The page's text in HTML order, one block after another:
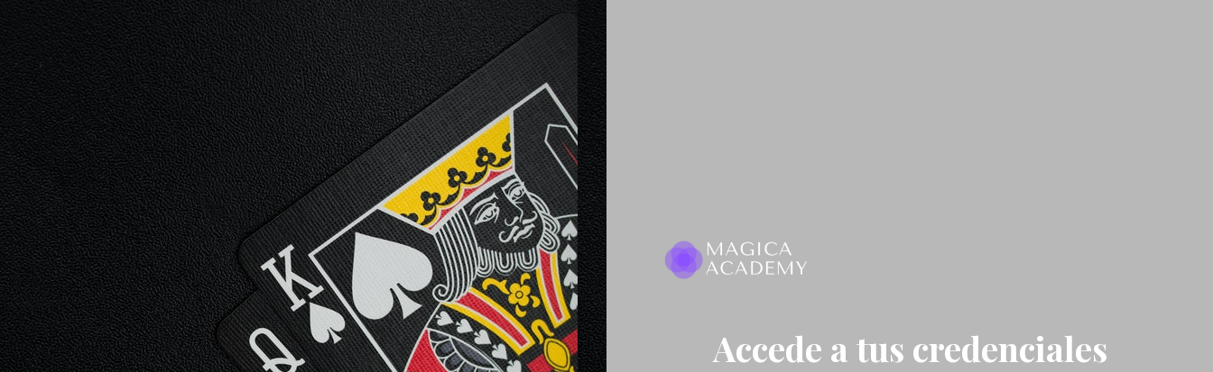
Accede a tus credenciales